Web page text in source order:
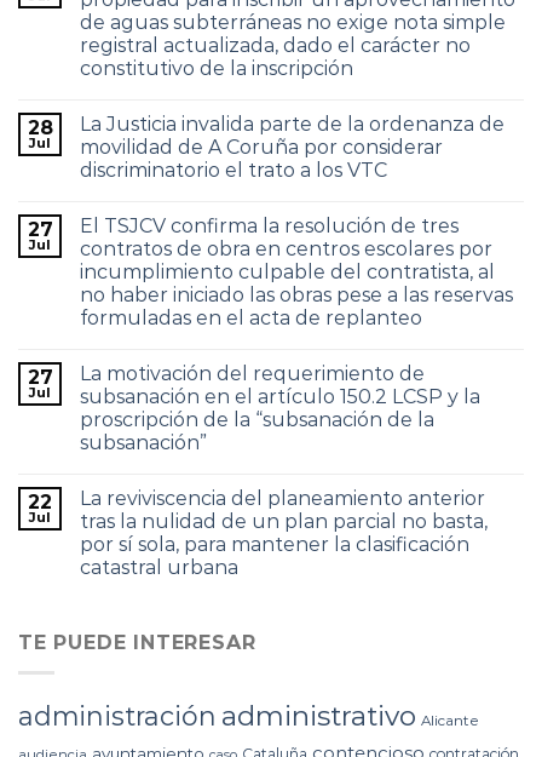
de aguas subterráneas no exige nota simple
registral actualizada, dado el carácter no
constitutivo de la inscripción
28
Jul
La Justicia invalida parte de la ordenanza de
movilidad de A Coruña por considerar
discriminatorio el trato a los VTC
27
Jul
El TSJCV confirma la resolución de tres
contratos de obra en centros escolares por
incumplimiento culpable del contratista, al
no haber iniciado las obras pese a las reservas
formuladas en el acta de replanteo
27
Jul
La motivación del requerimiento de
subsanación en el artículo 150.2 LCSP y la
proscripción de la “subsanación de la
subsanación”
22
Jul
La reviviscencia del planeamiento anterior
tras la nulidad de un plan parcial no basta,
por sí sola, para mantener la clasificación
catastral urbana
TE PUEDE INTERESAR
administración administrativo Alicante
ayuntamiento contencioso